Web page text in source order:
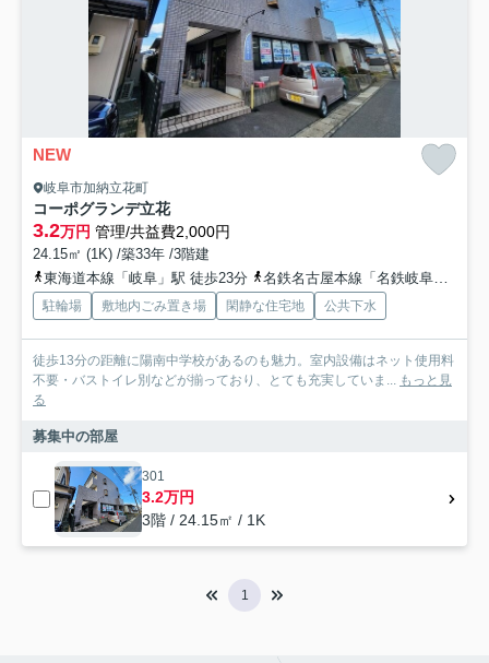
NEW
岐阜市加納立花町
コーポグランデ立花
3.2万円 管理/共益費2,000円
24.15㎡ (1K) /築33年 /3階建
東海道本線「岐阜」駅 徒歩23分
名鉄名古屋本線「名鉄岐阜」駅 徒歩29分
駐輪場 敷地内ごみ置き場 閑静な住宅地 公共下水
徒歩13分の距離に陽南中学校があるのも魅力。室内設備はネット使用料
不要・バストイレ別などが揃っており、とても充実していま... もっと見
る
募集中の部屋
301
3.2万円
3階 / 24.15㎡ / 1K
1